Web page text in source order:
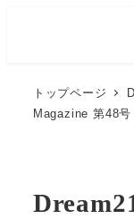
トップページ
Magazine 第48号